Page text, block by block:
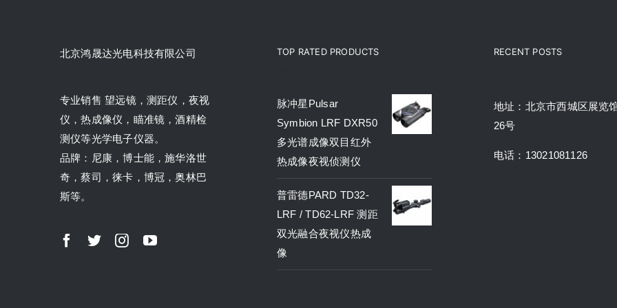
北京鸿晟达光电科技有限公司
专业销售 望远镜，测距仪，夜视
仪，热成像仪，瞄准镜，酒精检
测仪等光学电子仪器。
品牌：尼康，博士能，施华洛世
奇，蔡司，徕卡，博冠，奥林巴
斯等。
TOP RATED PRODUCTS
脉冲星Pulsar
Symbion LRF DXR50
多光谱成像双目红外
热成像夜视侦测仪
普雷德PARD TD32-
LRF / TD62-LRF 测距
双光融合夜视仪热成
像
RECENT POSTS
地址：北京市西城区展览
26号
电话：13021081126